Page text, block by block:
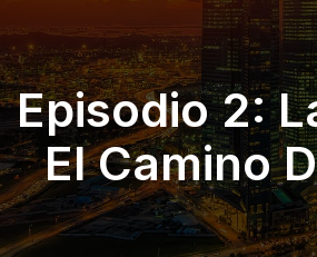
Episodio 2:
El Camino